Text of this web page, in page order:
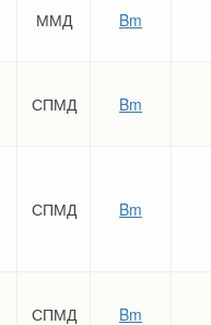
ММД Bm
СПМД Bm
СПМД Bm
СПМД Bm